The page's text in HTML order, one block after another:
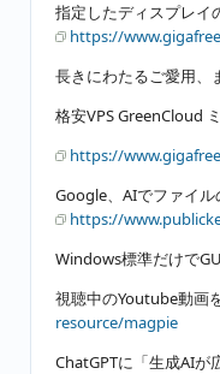
指定したディスプレイ
https://
長きにわたるご愛用、
格安VPS GreenCloud
https://
Google、AIでファイ
https://
Windows標準だけで
視聴中のYoutube動画
resource/magpie
ChatGPTに「生成AIが